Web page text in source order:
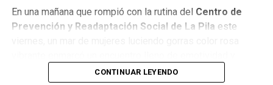
​En una mañana que rompió con la rutina del Centro de
Prevención y Readaptación Social de La Pila este
CONTINUAR LEYENDO